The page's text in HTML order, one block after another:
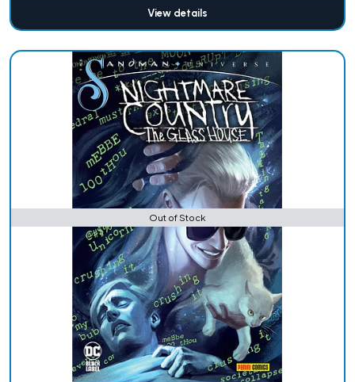
View details
Out of Stock